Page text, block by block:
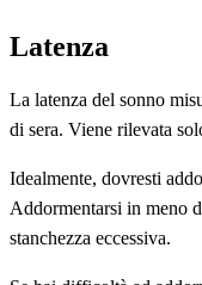
Latenza
La latenza del sonno
di sera. Viene rilevata
Idealmente, dovresti
Addormentarsi in meno
stanchezza eccessiva.